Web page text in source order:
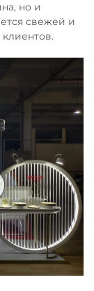
но и
свежей и